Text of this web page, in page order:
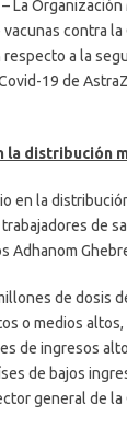
La
contra
a la
19 de
distribución
en la
de
Adhanom
de dosis
o medios
de ingresos
de bajos
general de